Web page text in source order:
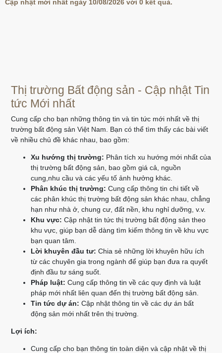
Cập nhật mới nhất ngày 10/08/2026 với 0 kết quả.
Thị trường Bất động sản - Cập nhật Tin
tức Mới nhất
Cung cấp cho bạn những thông tin và tin tức mới nhất về thị
trường bất động sản Việt Nam. Bạn có thể tìm thấy các bài viết
về nhiều chủ đề khác nhau, bao gồm:
Xu hướng thị trường: Phân tích xu hướng mới nhất của
thị trường bất động sản, bao gồm giá cả, nguồn
cung,nhu cầu và các yếu tố ảnh hưởng khác.
Phân khúc thị trường: Cung cấp thông tin chi tiết về
các phân khúc thị trường bất động sản khác nhau, chẳng
hạn như nhà ở, chung cư, đất nền, khu nghỉ dưỡng, v.v.
Khu vực: Cập nhật tin tức thị trường bất động sản theo
khu vực, giúp bạn dễ dàng tìm kiếm thông tin về khu vực
bạn quan tâm.
Lời khuyên đầu tư: Chia sẻ những lời khuyên hữu ích
từ các chuyên gia trong ngành để giúp bạn đưa ra quyết
định đầu tư sáng suốt.
Pháp luật: Cung cấp thông tin về các quy định và luật
pháp mới nhất liên quan đến thị trường bất động sản.
Tin tức dự án: Cập nhật thông tin về các dự án bất
động sản mới nhất trên thị trường.
Lợi ích:
Cung cấp cho bạn thông tin toàn diện và cập nhật về thị